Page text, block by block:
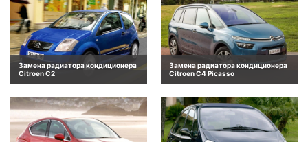
Замена радиатора кондиционера
Citroen C2
Замена радиатора кондиционера
Citroen C4 Picasso